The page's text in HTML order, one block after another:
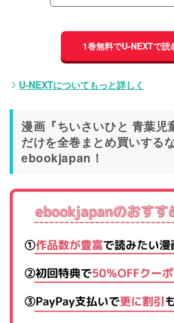
1巻無料でU-NEXTで読
U-NEXTについてもっと詳しく
漫画『ちいさいひと 青葉児
だけを全巻まとめ買いする
ebookjapan！